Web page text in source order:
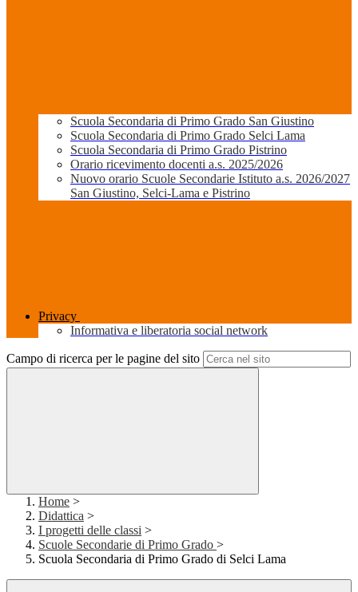
Scuola Secondaria di Primo Grado San Giustino
Scuola Secondaria di Primo Grado Selci Lama
Scuola Secondaria di Primo Grado Pistrino
Orario ricevimento docenti a.s. 2025/2026
Nuovo orario Scuole Secondarie Istituto a.s. 2026/2027
San Giustino, Selci-Lama e Pistrino
Privacy
Informativa e liberatoria social network
Campo di ricerca per le pagine del sito
Home >
Didattica >
I progetti delle classi >
Scuole Secondarie di Primo Grado >
Scuola Secondaria di Primo Grado di Selci Lama